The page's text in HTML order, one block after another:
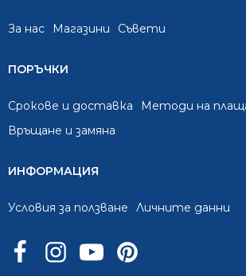
За нас Mагазини Съвети
ПОРЪЧКИ
Срокове и доставка
Методи на
Връщане и замяна
ИНФОРМАЦИЯ
Условия за ползване Личните данни